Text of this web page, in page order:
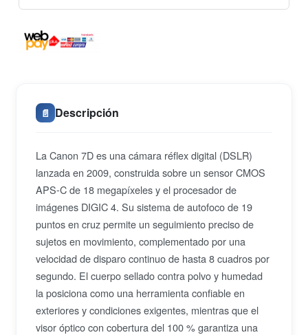
📄 Descripción
La Canon 7D es una cámara réflex digital (DSLR)
lanzada en 2009, construida sobre un sensor CMOS
APS-C de 18 megapíxeles y el procesador de
imágenes DIGIC 4. Su sistema de autofoco de 19
puntos en cruz permite un seguimiento preciso de
sujetos en movimiento, complementado por una
velocidad de disparo continuo de hasta 8 cuadros por
segundo. El cuerpo sellado contra polvo y humedad
la posiciona como una herramienta confiable en
exteriores y condiciones exigentes, mientras que el
visor óptico con cobertura del 100 % garantiza una